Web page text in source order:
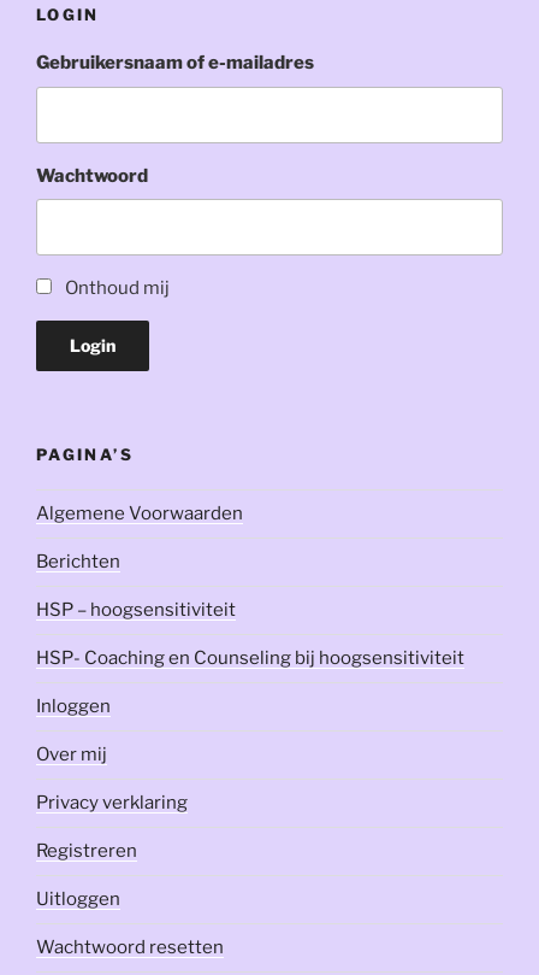
LOGIN
Gebruikersnaam of e-mailadres
Wachtwoord
Onthoud mij
Login
PAGINA’S
Algemene Voorwaarden
Berichten
HSP – hoogsensitiviteit
HSP- Coaching en Counseling bij hoogsensitiviteit
Inloggen
Over mij
Privacy verklaring
Registreren
Uitloggen
Wachtwoord resetten